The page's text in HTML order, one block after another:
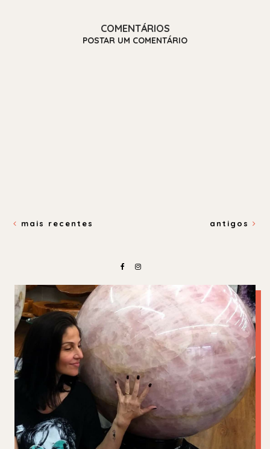
COMENTÁRIOS
POSTAR UM COMENTÁRIO
mais recentes antigos